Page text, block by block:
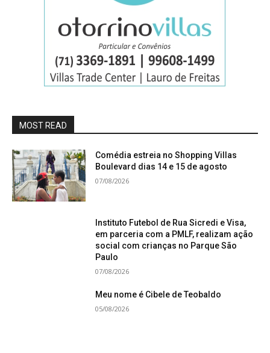
MOST READ
Comédia estreia no Shopping Villas
Boulevard dias 14 e 15 de agosto
07/08/2026
Instituto Futebol de Rua Sicredi e Visa,
em parceria com a PMLF, realizam ação
social com crianças no Parque São
Paulo
07/08/2026
Meu nome é Cibele de Teobaldo
05/08/2026